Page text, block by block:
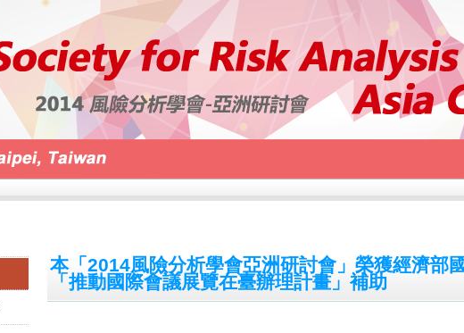
本「2014風險分析學會亞洲研討會」榮獲經濟部
「推動國際會議展覽在臺辦理計畫」補助